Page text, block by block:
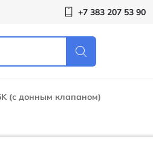
+7 383 207 53 90
(с донным клапаном)